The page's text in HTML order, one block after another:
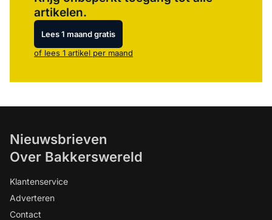
artikelen.
Lees 1 maand gratis
of lees 1 artikel per maand
Nieuwsbrieven
Over Bakkerswereld
Klantenservice
Adverteren
Contact